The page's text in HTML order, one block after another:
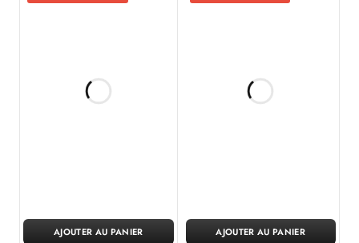
AJOUTER AU PANIER AJOUTER AU PANIER